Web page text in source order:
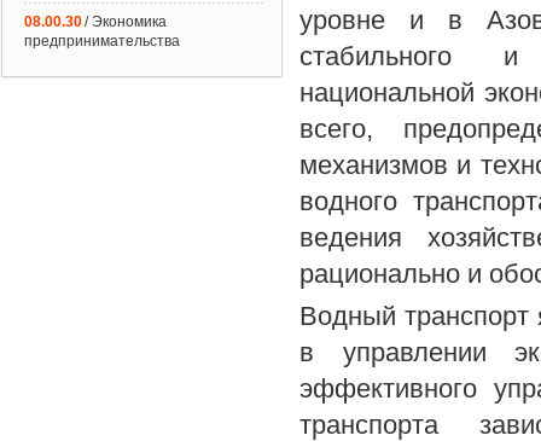
уровне и в
стабильного и
национальной
всего,
механизмов и
водного
ведения
рационально и
Водный
в управлении
эффективного
транспорта
08.00.30/ Экономика
предпринимательства